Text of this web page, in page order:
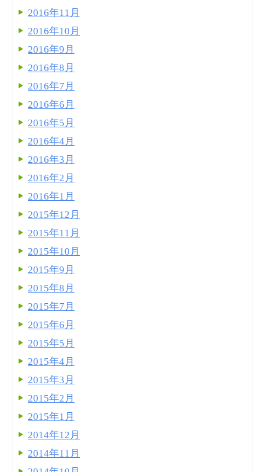
2016年11月
2016年10月
2016年9月
2016年8月
2016年7月
2016年6月
2016年5月
2016年4月
2016年3月
2016年2月
2016年1月
2015年12月
2015年11月
2015年10月
2015年9月
2015年8月
2015年7月
2015年6月
2015年5月
2015年4月
2015年3月
2015年2月
2015年1月
2014年12月
2014年11月